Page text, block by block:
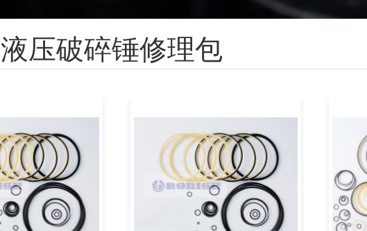
液压破碎锤修理包